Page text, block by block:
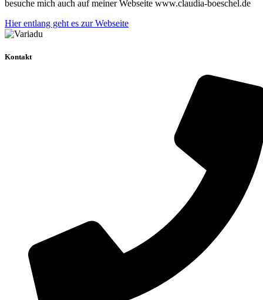
besuche mich auch auf meiner Webseite www.claudia-boeschel.de
Hier entlang geht es zur Webseite
Kontakt